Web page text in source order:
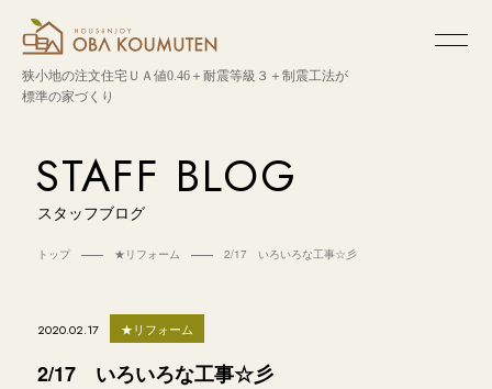
狭小地の注文住宅ＵＡ値0.46＋耐震等級３＋制震工法が
標準の家づくり
STAFF BLOG
スタッフブログ
トップ ★リフォーム 2/17 いろいろな工事☆彡
2020.02.17 ★リフォーム
2/17 いろいろな工事☆彡